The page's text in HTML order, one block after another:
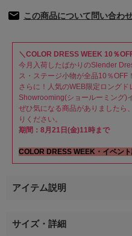
この商品について問い合わ
＼COLOR DRESS WEEK 10％
今月入荷したばかりのSlender
ス・ステージ小物が全品10％OFF！
さらに！人気のWEB限定ロングド
Showrooming(ショールーミング)
ぜひ気になる商品がありましたら
りください。
期間：8月21日(金)11時まで
COLOR DRESS WEEK・イベン
アイテム説明
サイズ・詳細